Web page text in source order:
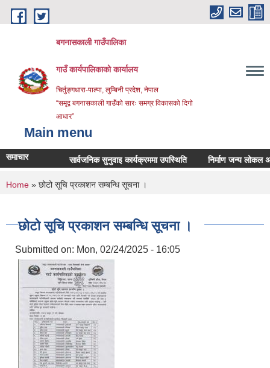
Skip to main content
बगनासकाली गाउँपालिका
गाउँ कार्यपालिकाको कार्यालय
चिर्तुङ्गधारा-पाल्पा, लुम्बिनी प्रदेश, नेपाल
“समृद्व बगनासकाली गाउँको सारः समग्र विकासको दिगो
आधार”
Main menu
समाचार सार्वजनिक सुनुवाइ कार्यक्रममा उपस्थिति निर्माण जन्य लोकल
You are here
Home » छोटो सूचि प्रकाशन सम्बन्धि सूचना ।
छोटो सूचि प्रकाशन सम्बन्धि सूचना ।
Submitted on: Mon, 02/24/2025 - 16:05